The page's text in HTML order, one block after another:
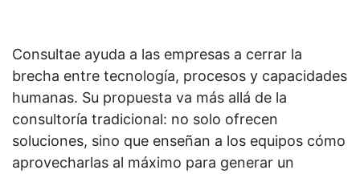
Consultae ayuda a las empresas a cerrar la
brecha entre tecnología, procesos y capacidades
humanas. Su propuesta va más allá de la
consultoría tradicional: no solo ofrecen
soluciones, sino que enseñan a los equipos cómo
aprovecharlas al máximo para generar un